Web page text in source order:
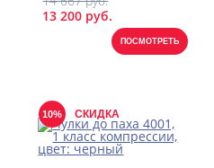
13 200 руб.
ПОСМОТРЕТЬ
10% СКИДКА